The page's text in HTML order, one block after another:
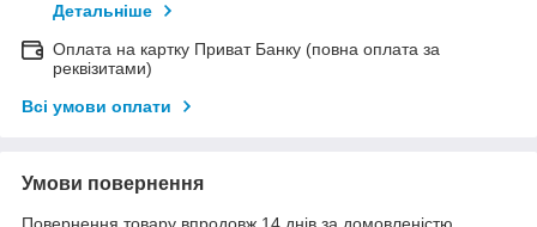
Детальніше
Оплата на картку Приват Банку (повна оплата за
реквізитами)
Всі умови оплати
Умови повернення